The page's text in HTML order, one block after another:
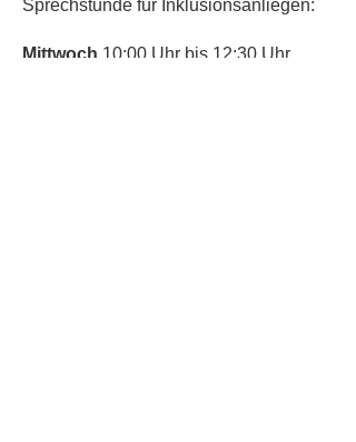
Sprechstunde für Inklusionsanliegen:
Mittwoch 10:00 Uhr bis 12:30 Uhr